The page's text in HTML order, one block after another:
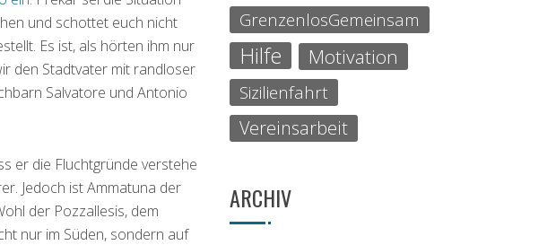
und schottet euch nicht
Es ist, als hörten ihm nur
den Stadtvater mit randloser
Salvatore und Antonio
er die Fluchtgründe verstehe
Jedoch ist Ammatuna der
der Pozzallesis, dem
nur im Süden, sondern auf
GrenzenlosGemeinsam
Hilfe Motivation
Sizilienfahrt
Vereinsarbeit
ARCHIV